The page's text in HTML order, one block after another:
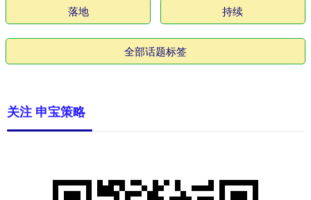
落地 持续
全部话题标签
关注 申宝策略